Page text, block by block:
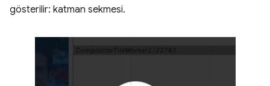
gösterilir: katman sekmesi.